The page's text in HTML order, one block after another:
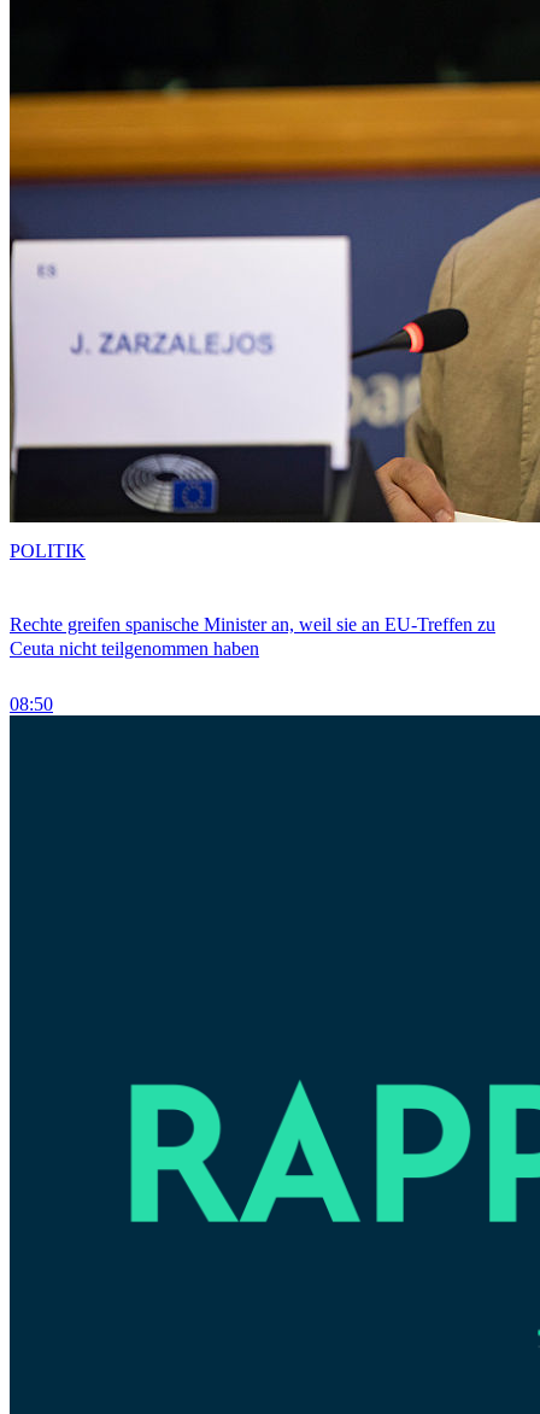
Rechte greifen spanische Minister an, weil sie an EU-Treffen zu
Ceuta nicht teilgenommen haben
08:50
POLITIK